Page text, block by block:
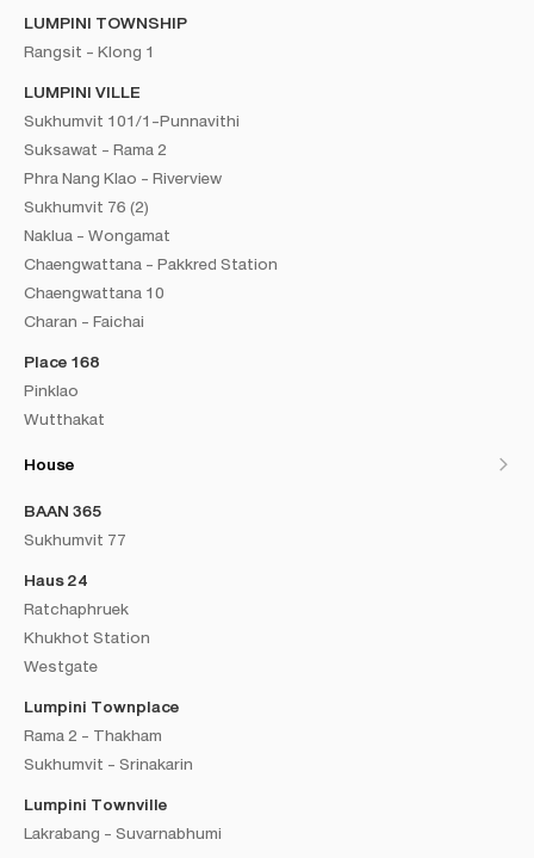
LUMPINI TOWNSHIP
Rangsit - Klong 1
LUMPINI VILLE
Sukhumvit 101/1-Punnavithi
Suksawat - Rama 2
Phra Nang Klao - Riverview
Sukhumvit 76 (2)
Naklua - Wongamat
Chaengwattana - Pakkred Station
Chaengwattana 10
Charan - Faichai
Place 168
Pinklao
Wutthakat
House
BAAN 365
Sukhumvit 77
Haus 24
Ratchaphruek
Khukhot Station
Westgate
Lumpini Townplace
Rama 2 - Thakham
Sukhumvit - Srinakarin
Lumpini Townville
Lakrabang - Suvarnabhumi